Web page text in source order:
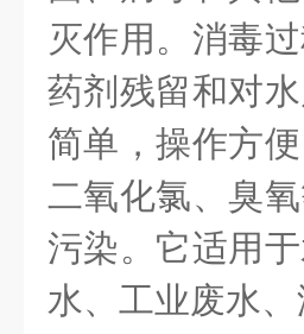
灭作用。消毒
药剂残留和对
简单，操作方
二氧化氯、臭
污染。它适用
水、工业废水、